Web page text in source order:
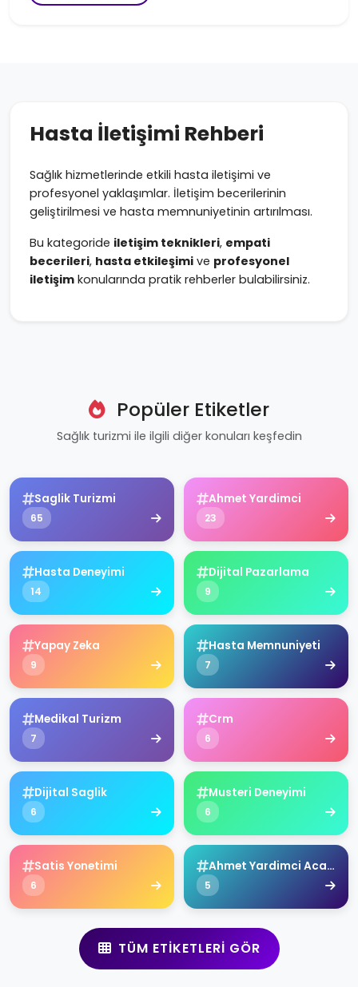
Hasta İletişimi Rehberi
Sağlık hizmetlerinde etkili hasta iletişimi ve
profesyonel yaklaşımlar. İletişim becerilerinin
geliştirilmesi ve hasta memnuniyetinin artırılması.
Bu kategoride iletişim teknikleri, empati
becerileri, hasta etkileşimi ve profesyonel
iletişim konularında pratik rehberler bulabilirsiniz.
Popüler Etiketler
Sağlık turizmi ile ilgili diğer konuları keşfedin
Saglik Turizmi
65
Ahmet Yardimci
23
Hasta Deneyimi
14
Dijital Pazarlama
9
Yapay Zeka
9
Hasta Memnuniyeti
7
Medikal Turizm
7
Crm
6
Dijital Saglik
6
Musteri Deneyimi
6
Satis Yonetimi
6
Ahmet Yardimci Academy
5
TÜM ETIKETLERI GÖR